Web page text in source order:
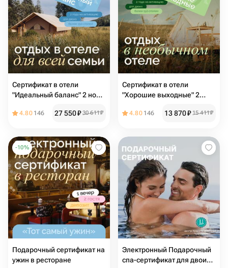
Сертификат в отели
"Идеальный баланс" 2 ночи
4.80 146 27 550₽ 30 611₽
Сертификат в отели
"Хорошие выходные" 2
4.80 146 13 870₽ 15 411₽
-10%
Подарочный сертификат на
ужин в ресторане
Электронный Подарочный
спа-сертификат для двоих